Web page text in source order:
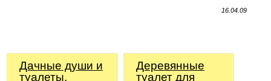
16.04.09
Дачные души и
туалеты.
Деревянные
туалет для